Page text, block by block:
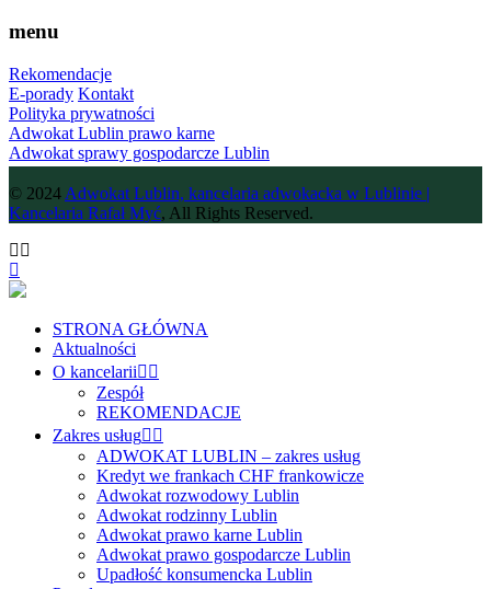
menu
Rekomendacje
E-porady Kontakt
Polityka prywatności
Adwokat Lublin prawo karne
Adwokat sprawy gospodarcze Lublin
© 2024 Adwokat Lublin, kancelaria adwokacka w Lublinie |
Kancelaria Rafał Myć, All Rights Reserved.
STRONA GŁÓWNA
Aktualności
O kancelarii
Zespół
REKOMENDACJE
Zakres usług
ADWOKAT LUBLIN – zakres usług
Kredyt we frankach CHF frankowicze
Adwokat rozwodowy Lublin
Adwokat rodzinny Lublin
Adwokat prawo karne Lublin
Adwokat prawo gospodarcze Lublin
Upadłość konsumencka Lublin